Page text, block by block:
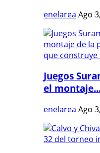
enelarea Ago
Juegos
el
enelarea Ago